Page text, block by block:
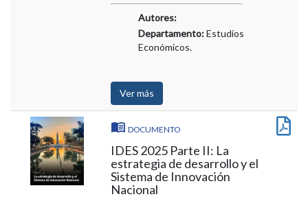
Autores:
Departamento:Estudios
Económicos.
Ver más
DOCUMENTO
IDES 2025 Parte II: La
estrategia de desarrollo y el
Sistema de Innovación
Nacional